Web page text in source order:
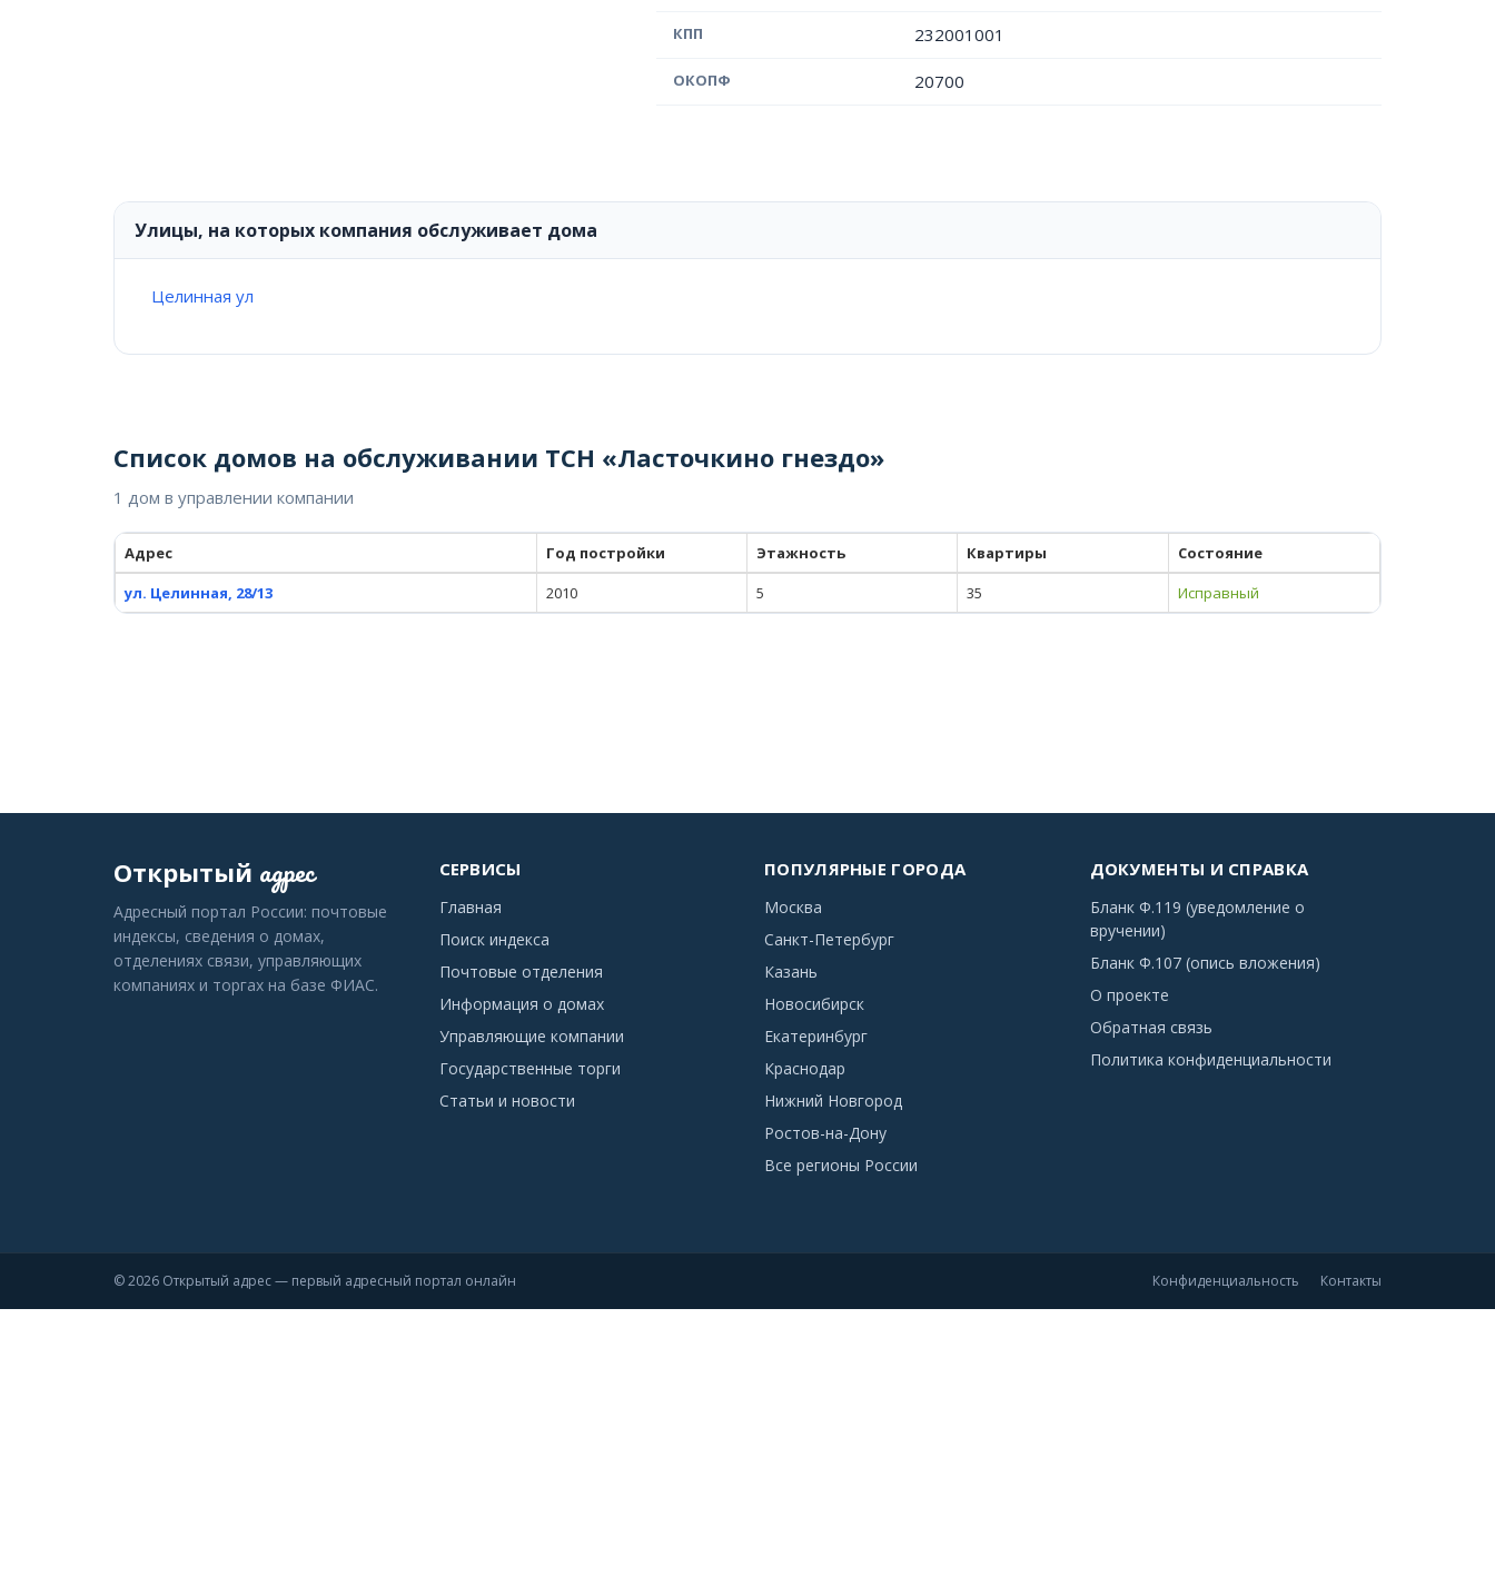
КПП 232001001
ОКОПФ 20700
Улицы, на которых компания обслуживает дома
Целинная ул
Список домов на обслуживании ТСН «Ласточкино гнездо»
1 дом в управлении компании
Адрес Год постройки Этажность Квартиры
Состояние
ул. Целинная, 28/13
2010 5 35 Исправный
Открытый адрес
Адресный портал России: почтовые
индексы, сведения о домах,
отделениях связи, управляющих
компаниях и торгах на базе ФИАС.
СЕРВИСЫ
Главная
Поиск индекса
Почтовые отделения
Информация о домах
Управляющие компании
Государственные торги
Статьи и новости
ПОПУЛЯРНЫЕ ГОРОДА
Москва
Санкт-Петербург
Казань
Новосибирск
Екатеринбург
Краснодар
Нижний Новгород
Ростов-на-Дону
Все регионы России
ДОКУМЕНТЫ И СПРАВКА
Бланк Ф.119 (уведомление о
вручении)
Бланк Ф.107 (опись вложения)
О проекте
Обратная связь
Политика конфиденциальности
© 2026 Открытый адрес — первый адресный портал онлайн Конфиденциальность Контакты